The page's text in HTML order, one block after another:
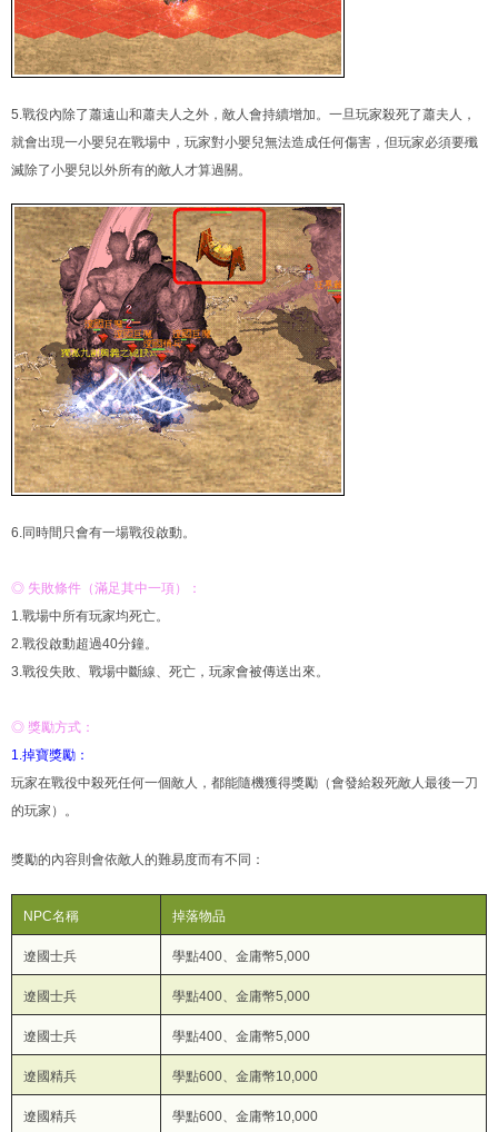
5.戰役內除了蕭遠山和蕭夫人之外，敵人會持續增加。一旦玩家殺死了蕭夫人，
就會出現一小嬰兒在戰場中，玩家對小嬰兒無法造成任何傷害，但玩家必須要殲
滅除了小嬰兒以外所有的敵人才算過關。
6.同時間只會有一場戰役啟動。
◎ 失敗條件（滿足其中一項）：
1.戰場中所有玩家均死亡。
2.戰役啟動超過40分鐘。
3.戰役失敗、戰場中斷線、死亡，玩家會被傳送出來。
◎ 獎勵方式：
1.掉寶獎勵：
玩家在戰役中殺死任何一個敵人，都能隨機獲得獎勵（會發給殺死敵人最後一刀
的玩家）。
獎勵的內容則會依敵人的難易度而有不同：
NPC名稱 掉落物品
遼國士兵 學點400、金庸幣5,000
遼國士兵 學點400、金庸幣5,000
遼國士兵 學點400、金庸幣5,000
遼國精兵 學點600、金庸幣10,000
遼國精兵 學點600、金庸幣10,000